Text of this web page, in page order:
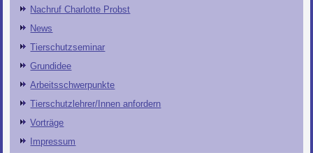
Nachruf Charlotte Probst
News
Tierschutzseminar
Grundidee
Arbeitsschwerpunkte
Tierschutzlehrer/Innen anfordern
Vorträge
Impressum